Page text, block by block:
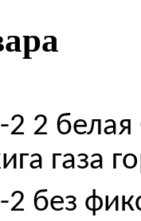
2 белая
газа
без